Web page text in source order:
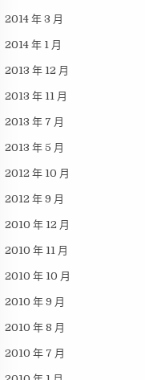
2014 年 3 月
2014 年 1 月
2013 年 12 月
2013 年 11 月
2013 年 7 月
2013 年 5 月
2012 年 10 月
2012 年 9 月
2010 年 12 月
2010 年 11 月
2010 年 10 月
2010 年 9 月
2010 年 8 月
2010 年 7 月